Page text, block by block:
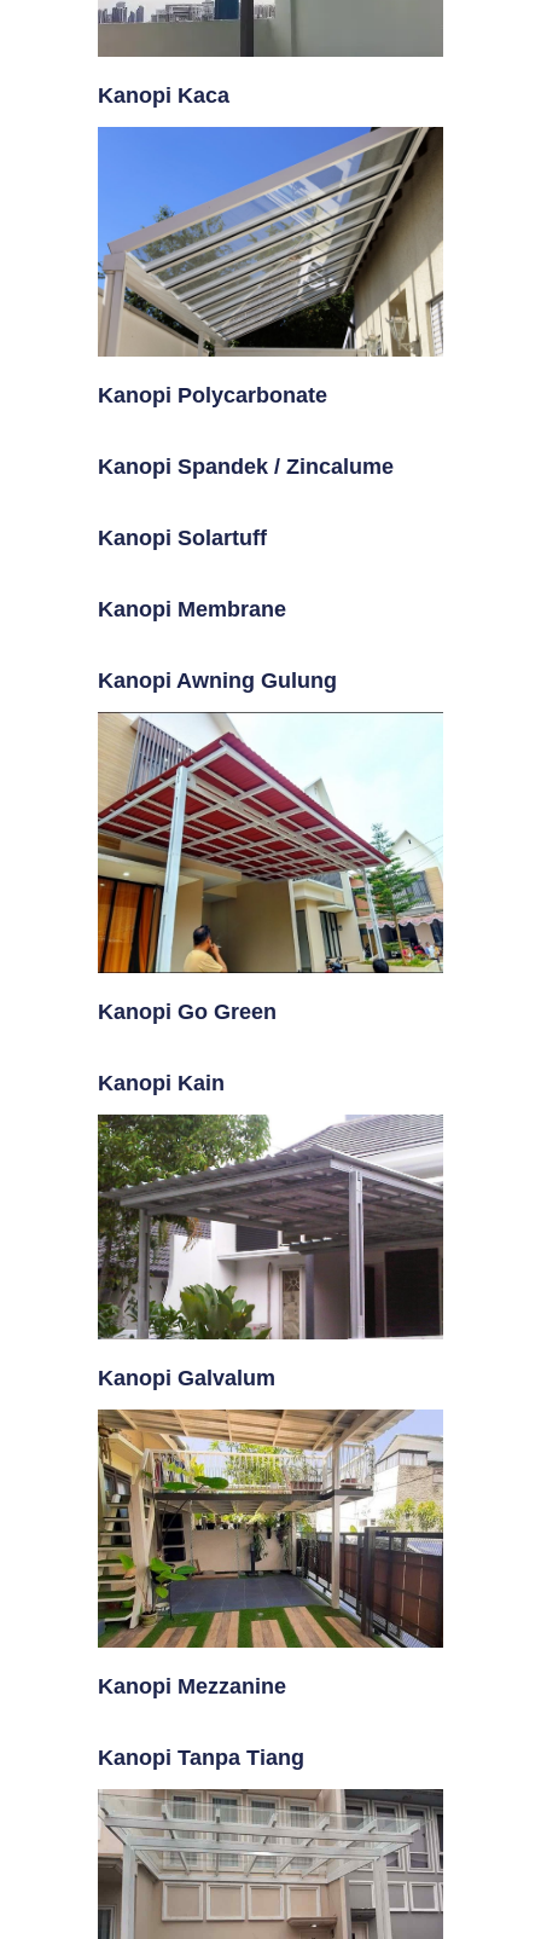
Kanopi Kaca
Kanopi Polycarbonate
Kanopi Spandek / Zincalume
Kanopi Solartuff
Kanopi Membrane
Kanopi Awning Gulung
Kanopi Go Green
Kanopi Kain
Kanopi Galvalum
Kanopi Mezzanine
Kanopi Tanpa Tiang